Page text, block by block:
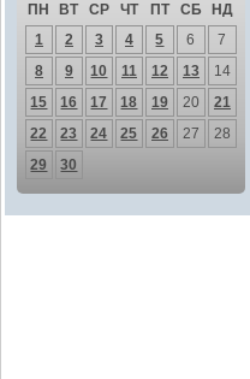
ПН ВТ СР ЧТ ПТ СБ
НД
1
2 3 4 5 6
7
8
9 10 11 12 13
14
15
16 17 18 19 20
21
22
23 24 25 26 27
28
29
30